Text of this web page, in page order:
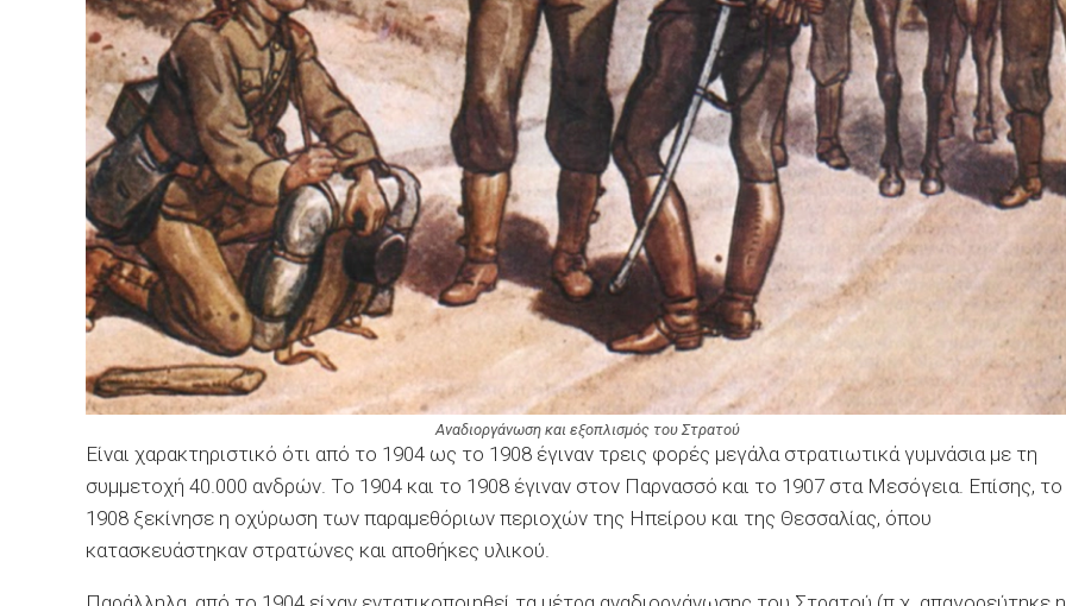
Αναδιοργάνωση και εξοπλισμός του Στρατού
Είναι χαρακτηριστικό ότι από το 1904 ως το 1908 έγιναν τρεις φορές μεγάλα στρατιωτικά γυμνάσια με τη
συμμετοχή 40.000 ανδρών. Το 1904 και το 1908 έγιναν στον Παρνασσό και το 1907 στα Μεσόγεια. Επίσης, το
1908 ξεκίνησε η οχύρωση των παραμεθόριων περιοχών της Ηπείρου και της Θεσσαλίας, όπου
κατασκευάστηκαν στρατώνες και αποθήκες υλικού.